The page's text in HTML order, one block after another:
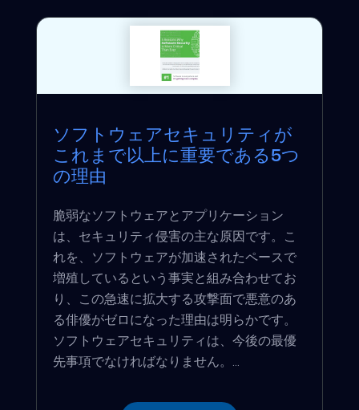
ソフトウェアセキュリティが
これまで以上に重要である5つ
の理由
脆弱なソフトウェアとアプリケーション
は、セキュリティ侵害の主な原因です。こ
れを、ソフトウェアが加速されたペースで
増殖しているという事実と組み合わせてお
り、この急速に拡大する攻撃面で悪意のあ
る俳優がゼロになった理由は明らかです。
ソフトウェアセキュリティは、今後の最優
先事項でなければなりません。...